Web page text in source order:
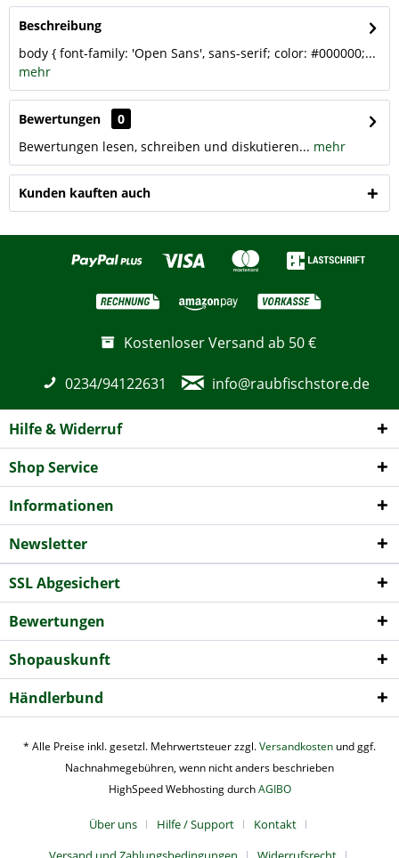
Beschreibung
body { font-family: 'Open Sans', sans-serif; color: #000000;...
mehr
Bewertungen
0
Bewertungen lesen, schreiben und diskutieren... mehr
Kunden kauften auch
Kostenloser Versand ab 50 €
0234/94122631 info@raubfischstore.de
Hilfe & Widerruf
Shop Service
Informationen
Newsletter
SSL Abgesichert
Bewertungen
Shopauskunft
Händlerbund
* Alle Preise inkl. gesetzl. Mehrwertsteuer zzgl.Versandkosten und ggf.
Nachnahmegebühren, wenn nicht anders beschrieben
HighSpeed Webhosting durchAGIBO
Über uns Hilfe / Support
Kontakt